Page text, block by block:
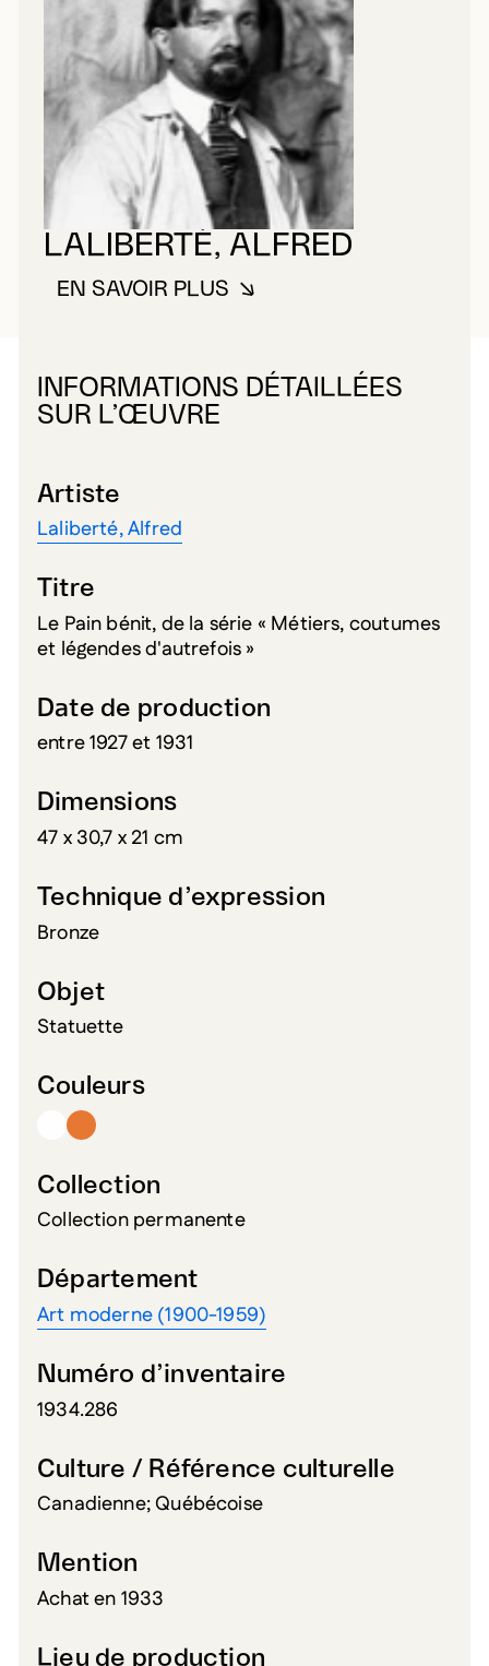
LALIBERTÉ, ALFRED
EN SAVOIR PLUSÀ PROPOS DE LALIBERTÉ,
INFORMATIONS DÉTAILLÉES
SUR L’ŒUVRE
Artiste
Laliberté, Alfred
Titre
Le Pain bénit, de la série « Métiers, coutumes
et légendes d'autrefois »
Date de production
entre 1927 et 1931
Dimensions
47 x 30,7 x 21 cm
Technique d’expression
Bronze
Objet
Statuette
Couleurs
Collection
Collection permanente
Département
Art moderne (1900-1959)
Numéro d’inventaire
1934.286
Culture / Référence culturelle
Canadienne; Québécoise
Mention
Achat en 1933
Lieu de production